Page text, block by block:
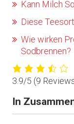
Kann Milch
Diese
Wie wirken
Sodbrennen?
3.9/5 (9
In